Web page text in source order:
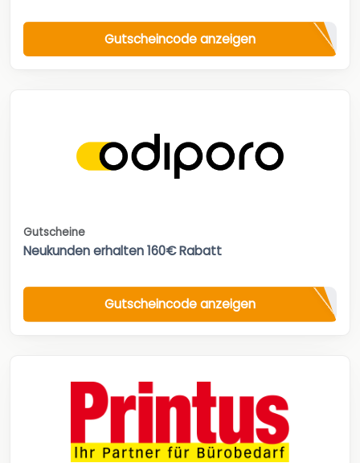
Gutscheincode anzeigen
Gutscheine
Neukunden erhalten 160€ Rabatt
Gutscheincode anzeigen